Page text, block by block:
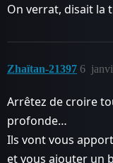
On verrat, disait la
Zhaïtan-21397 6
Arrêtez de croire
profonde…
Ils vont vous
et vous ajouter un